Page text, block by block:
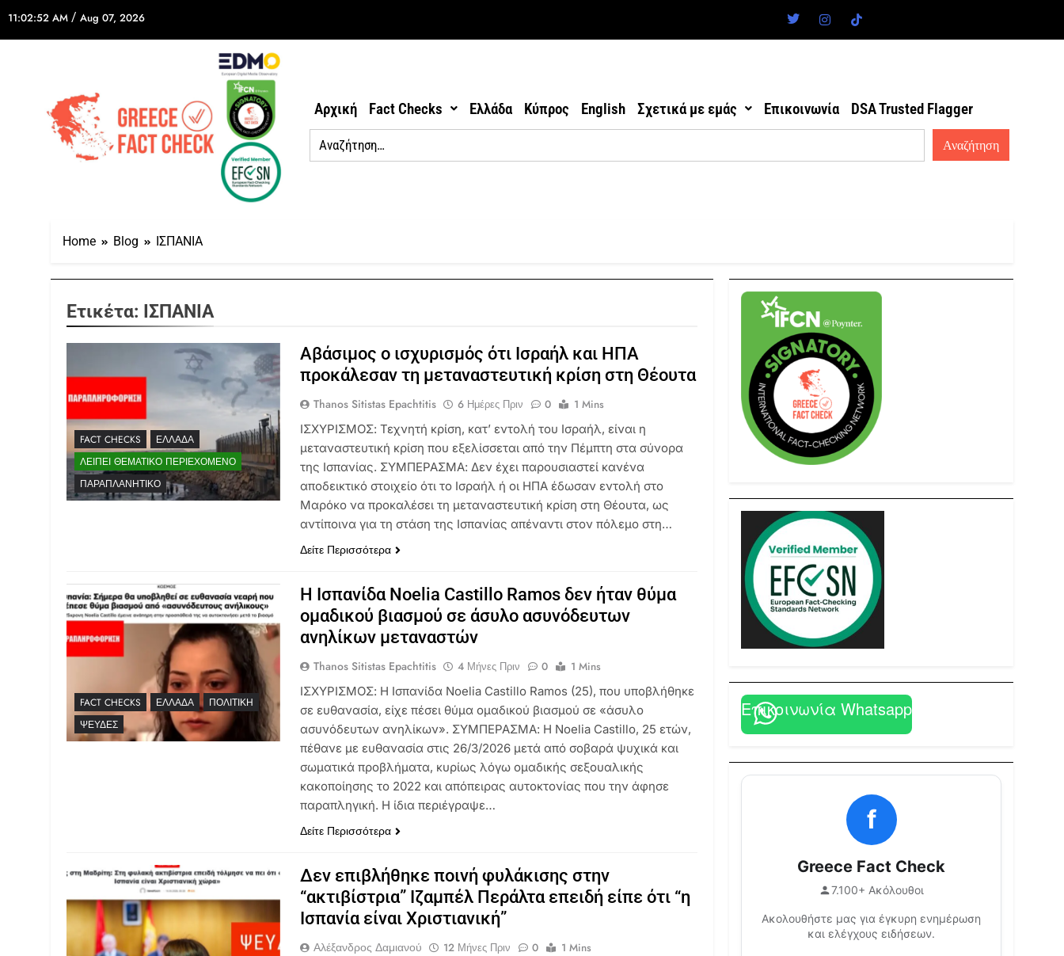
11:02:52 AM / Aug 07, 2026
Αρχική Fact Checks Ελλάδα Κύπρος English Σχετικά με εμάς Επικοινωνία DSA Trusted Flagger
Home Blog ΙΣΠΑΝΙΑ
Ετικέτα: ΙΣΠΑΝΙΑ
FACT CHECKS
ΕΛΛΆΔΑ
ΛΕΊΠΕΙ ΘΕΜΑΤΙΚΌ ΠΕΡΙΕΧΌΜΕΝΟ
ΠΑΡΑΠΛΑΝΗΤΙΚΌ
Αβάσιμος ο ισχυρισμός ότι Ισραήλ και ΗΠΑ
προκάλεσαν τη μεταναστευτική κρίση στη Θέουτα
Thanos Sitistas Epachtitis 6 Ημέρες Πριν 0
1 Mins
ΙΣΧΥΡΙΣΜΟΣ: Τεχνητή κρίση, κατ’ εντολή του Ισραήλ, είναι η
μεταναστευτική κρίση που εξελίσσεται από την Πέμπτη στα σύνορα
της Ισπανίας. ΣΥΜΠΕΡΑΣΜΑ: Δεν έχει παρουσιαστεί κανένα
αποδεικτικό στοιχείο ότι το Ισραήλ ή οι ΗΠΑ έδωσαν εντολή στο
Μαρόκο να προκαλέσει τη μεταναστευτική κρίση στη Θέουτα, ως
αντίποινα για τη στάση της Ισπανίας απέναντι στον πόλεμο στη…
Δείτε Περισσότερα
FACT CHECKS ΕΛΛΆΔΑ
ΠΟΛΙΤΙΚΉ
ΨΕΥΔΈΣ
Η Ισπανίδα Noelia Castillo Ramos δεν ήταν θύμα
ομαδικού βιασμού σε άσυλο ασυνόδευτων
ανηλίκων μεταναστών
Thanos Sitistas Epachtitis 4 Μήνες Πριν 0
1 Mins
ΙΣΧΥΡΙΣΜΟΣ: Η Ισπανίδα Noelia Castillo Ramos (25), που υποβλήθηκε
σε ευθανασία, είχε πέσει θύμα ομαδικού βιασμού σε «άσυλο
ασυνόδευτων ανηλίκων». ΣΥΜΠΕΡΑΣΜΑ: Η Noelia Castillo, 25 ετών,
πέθανε με ευθανασία στις 26/3/2026 μετά από σοβαρά ψυχικά και
σωματικά προβλήματα, κυρίως λόγω ομαδικής σεξουαλικής
κακοποίησης το 2022 και απόπειρας αυτοκτονίας που την άφησε
παραπληγική. Η ίδια περιέγραψε…
Δείτε Περισσότερα
Δεν επιβλήθηκε ποινή φυλάκισης στην
“ακτιβίστρια” Ιζαμπέλ Περάλτα επειδή είπε ότι “η
Ισπανία είναι Χριστιανική”
Αλέξανδρος Δαμιανού 12 Μήνες Πριν 0
1 Mins
Επικοινωνία Whatsapp
f
Greece Fact Check
7.100+ Ακόλουθοι
Ακολουθήστε μας για έγκυρη ενημέρωση
και ελέγχους ειδήσεων.